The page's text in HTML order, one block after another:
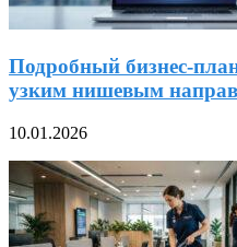
Подробный бизнес-
узким нишевым
10.01.2026